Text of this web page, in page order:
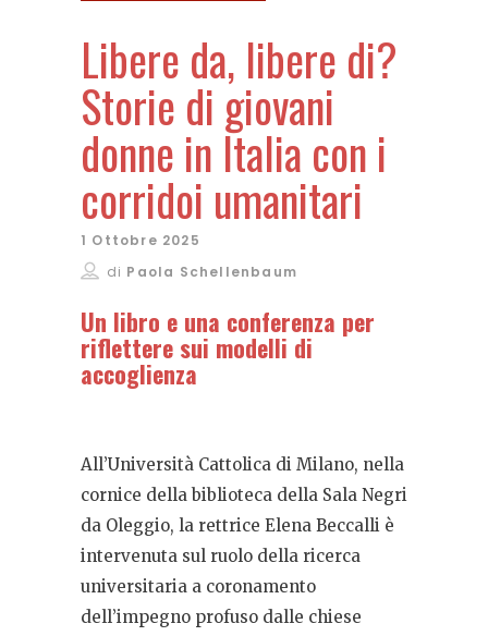
Libere da, libere di?
Storie di giovani
donne in Italia con i
corridoi umanitari
1 Ottobre 2025
di Paola Schellenbaum
Un libro e una conferenza per
riflettere sui modelli di
accoglienza
All’Università Cattolica di Milano, nella
cornice della biblioteca della Sala Negri
da Oleggio, la rettrice Elena Beccalli è
intervenuta sul ruolo della ricerca
universitaria a coronamento
dell’impegno profuso dalle chiese